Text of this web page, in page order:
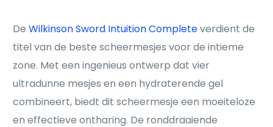
DeWilkinson Sword Intuition Completeverdient de
titel van de beste scheermesjes voor de intieme
zone. Met een ingenieus ontwerp dat vier
ultradunne mesjes en een hydraterende gel
combineert, biedt dit scheermesje een moeiteloze
en effectieve ontharing. De ronddraaiende